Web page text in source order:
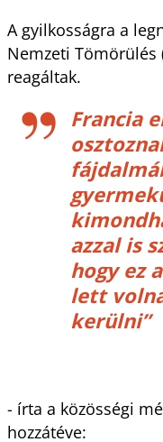
A gyilkosságra a
Nemzeti Tömörülés
reagáltak.
Francia
azzal is
hogy ez
lett
kerülni”
- írta a közösségi
hozzátéve: